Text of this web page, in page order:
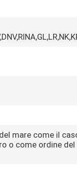
mare come il
o come ordine del